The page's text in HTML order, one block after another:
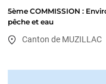
5ème COMMISSION :
pêche et eau
Canton de MUZILLAC